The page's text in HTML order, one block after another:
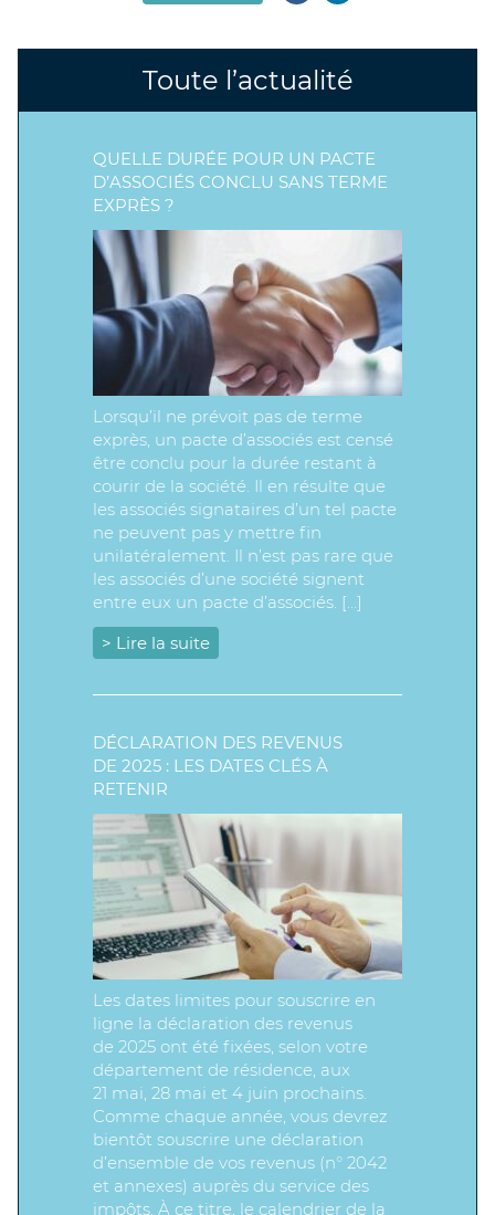
Toute l’actualité
QUELLE DURÉE POUR UN PACTE
D’ASSOCIÉS CONCLU SANS TERME
EXPRÈS ?
Lorsqu’il ne prévoit pas de terme
exprès, un pacte d’associés est censé
être conclu pour la durée restant à
courir de la société. Il en résulte que
les associés signataires d’un tel pacte
ne peuvent pas y mettre fin
unilatéralement. Il n’est pas rare que
les associés d’une société signent
entre eux un pacte d’associés. […]
> Lire la suite
DÉCLARATION DES REVENUS
DE 2025 : LES DATES CLÉS À
RETENIR
Les dates limites pour souscrire en
ligne la déclaration des revenus
de 2025 ont été fixées, selon votre
département de résidence, aux
21 mai, 28 mai et 4 juin prochains.
Comme chaque année, vous devrez
bientôt souscrire une déclaration
d’ensemble de vos revenus (n° 2042
et annexes) auprès du service des
impôts. À ce titre, le calendrier de la